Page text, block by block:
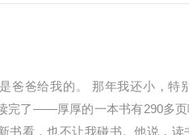
爸爸给我的。 那年我还小，特
完了——厚厚的一本书有290多
书看，也不让我碰书。他说，读